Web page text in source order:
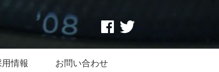
用情報 お問い合わせ